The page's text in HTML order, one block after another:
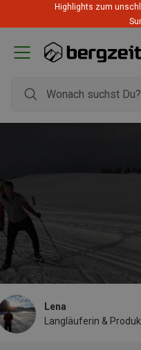
Highlights zum
Lena
Langläuferin &